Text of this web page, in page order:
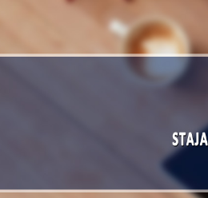
30.04.2022
randevu sistemi